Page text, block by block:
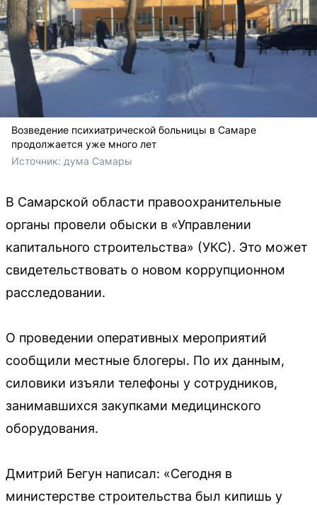
Возведение психиатрической больницы в Самаре
продолжается уже много лет
Источник: дума Самары
В Самарской области правоохранительные
органы провели обыски в «Управлении
капитального строительства» (УКС). Это может
свидетельствовать о новом коррупционном
расследовании.
О проведении оперативных мероприятий
сообщили местные блогеры. По их данным,
силовики изъяли телефоны у сотрудников,
занимавшихся закупками медицинского
оборудования.
Дмитрий Бегун написал: «Сегодня в
министерстве строительства был кипишь у